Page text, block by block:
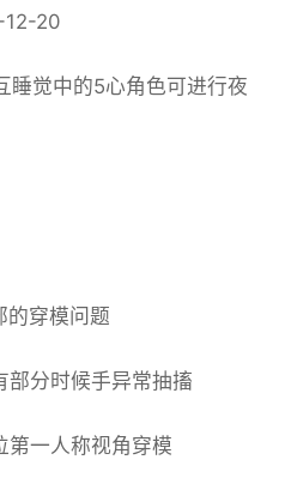
12-20
睡觉中的5心角色可进行夜
的穿模问题
部分时候手异常抽搐
第一人称视角穿模